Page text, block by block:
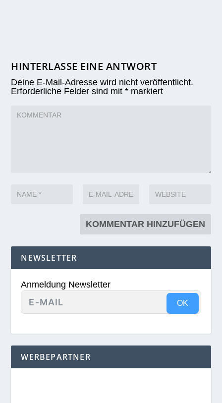
HINTERLASSE EINE ANTWORT
Deine E-Mail-Adresse wird nicht veröffentlicht.
Erforderliche Felder sind mit* markiert
NEWSLETTER
Anmeldung Newsletter
OK
WERBEPARTNER